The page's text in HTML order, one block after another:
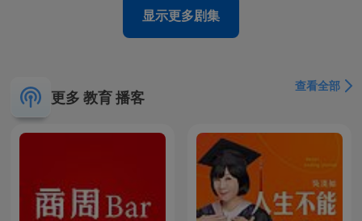
显示更多剧集
更多 教育 播客
查看全部